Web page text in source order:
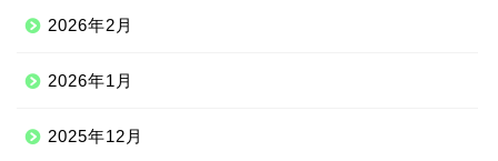
2026年2月
2026年1月
2025年12月